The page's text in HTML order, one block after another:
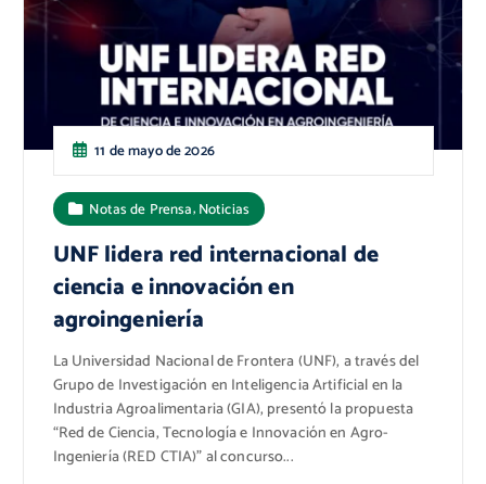
11 de mayo de 2026
Notas de Prensa,Noticias
UNF lidera red internacional de
ciencia e innovación en
agroingeniería
La Universidad Nacional de Frontera (UNF), a través del
Grupo de Investigación en Inteligencia Artificial en la
Industria Agroalimentaria (GIA), presentó la propuesta
“Red de Ciencia, Tecnología e Innovación en Agro-
Ingeniería (RED CTIA)” al concurso...